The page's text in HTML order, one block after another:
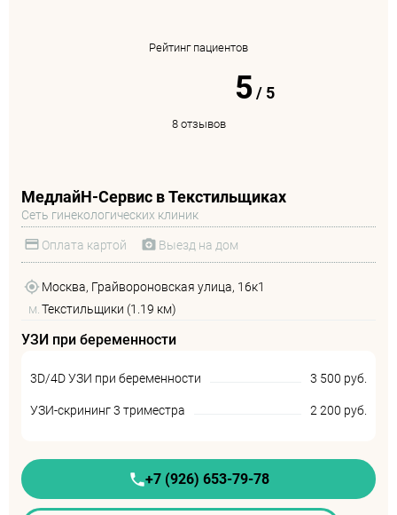
Рейтинг пациентов
5/ 5
8 отзывов
МедлайН-Сервис в Текстильщиках
Сеть гинекологических клиник
Оплата картой Выезд на дом
Москва, Грайвороновская улица, 16к1
м. Текстильщики (1.19 км)
УЗИ при беременности
3D/4D УЗИ при беременности 3 500 руб.
УЗИ-скрининг 3 триместра 2 200 руб.
+7 (926) 653-79-78